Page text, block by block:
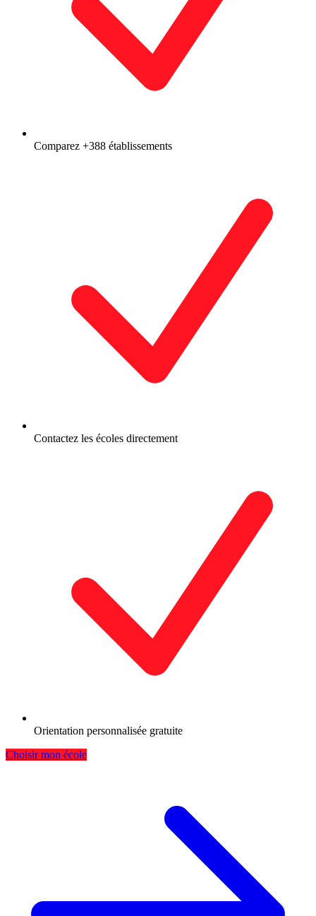
Comparez +388 établissements
Contactez les écoles directement
Orientation personnalisée gratuite
Choisir mon école